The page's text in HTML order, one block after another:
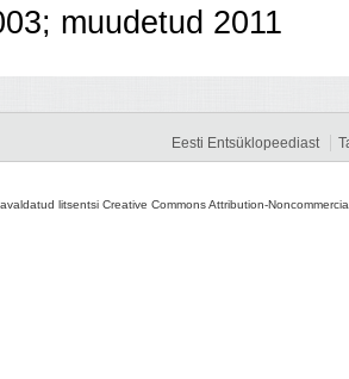
muudetud 2011
Eesti Entsüklopeediast
litsentsi Creative Commons Attribution-